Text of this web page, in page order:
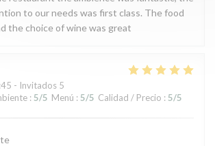
to our needs was first class. The food
the choice of wine was great
- Invitados 5
: 5/5 Menú : 5/5 Calidad / Precio : 5/5